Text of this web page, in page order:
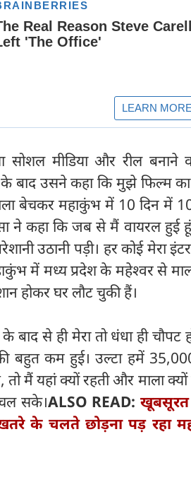
सोशल मीडिया और रील बनाने
के बाद उसने कहा कि मुझे फिल्म
बेचकर महाकुंभ में 10 दिन में
ने कहा कि जब से मैं वायरल हुई
उठानी पड़ी। हर कोई मेरा
में मध्य प्रदेश के महेश्वर से
होकर घर लौट चुकी हैं।
बाद से ही मेरा तो धंधा ही चौपट
बहुत कम हुई। उल्टा हमें
मैं यहां क्यों रहती और माला क्यों
चल सके।ALSO READ:
के चलते छोड़ना पड़ रहा